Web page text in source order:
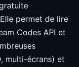
permet de lire
Codes API et
multi-écrans) et